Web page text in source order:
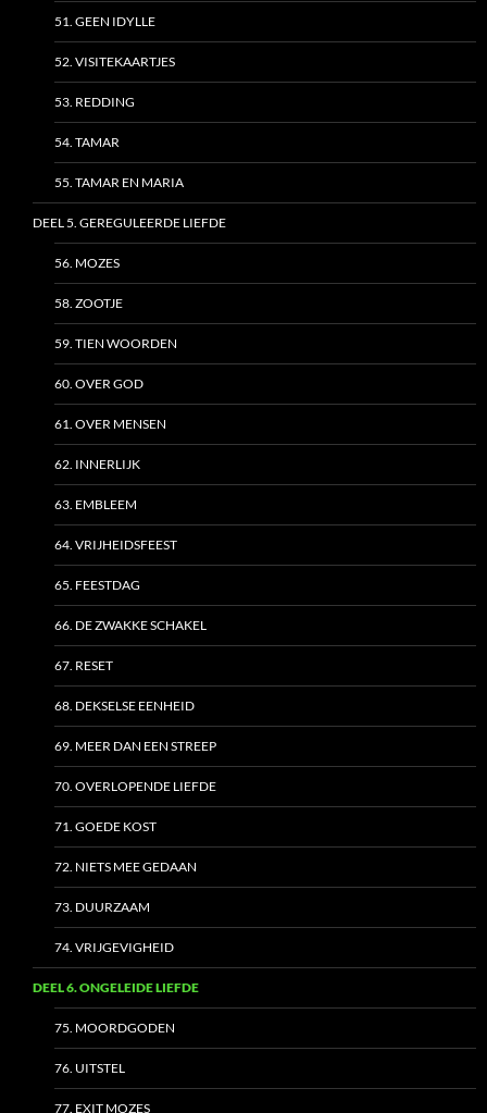
51. GEEN IDYLLE
52. VISITEKAARTJES
53. REDDING
54. TAMAR
55. TAMAR EN MARIA
DEEL 5. GEREGULEERDE LIEFDE
56. MOZES
58. ZOOTJE
59. TIEN WOORDEN
60. OVER GOD
61. OVER MENSEN
62. INNERLIJK
63. EMBLEEM
64. VRIJHEIDSFEEST
65. FEESTDAG
66. DE ZWAKKE SCHAKEL
67. RESET
68. DEKSELSE EENHEID
69. MEER DAN EEN STREEP
70. OVERLOPENDE LIEFDE
71. GOEDE KOST
72. NIETS MEE GEDAAN
73. DUURZAAM
74. VRIJGEVIGHEID
DEEL 6. ONGELEIDE LIEFDE
75. MOORDGODEN
76. UITSTEL
77. EXIT MOZES